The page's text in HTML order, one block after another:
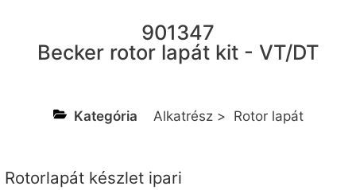
901347
Becker rotor lapát kit - VT/DT
Kategória Alkatrész > Rotor lapát
Rotorlapát készlet ipari